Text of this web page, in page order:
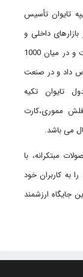
2003 میلادی در تایپه تایوان تأسیس
داخلی و
خارجی بارها و بارها مورد تقدیر و تمجید قرار گرفت و در میان 1000
داد و در صنعت
تایوان تکیه
مموری،کارت
می باشد.
مبتکرانه، با
به کاربران خود
جایگاه ارزشمند